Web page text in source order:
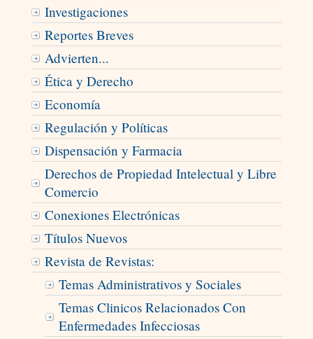
Investigaciones
Reportes Breves
Advierten...
Ética y Derecho
Economía
Regulación y Políticas
Dispensación y Farmacia
Derechos de Propiedad Intelectual y Libre
Comercio
Conexiones Electrónicas
Títulos Nuevos
Revista de Revistas:
Temas Administrativos y Sociales
Temas Clinicos Relacionados Con
Enfermedades Infecciosas